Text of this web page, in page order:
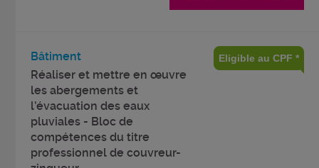
Bâtiment
Réaliser et mettre en œuvre
les abergements et
l’évacuation des eaux
pluviales - Bloc de
compétences du titre
professionnel de couvreur-
Eligible au CPF *